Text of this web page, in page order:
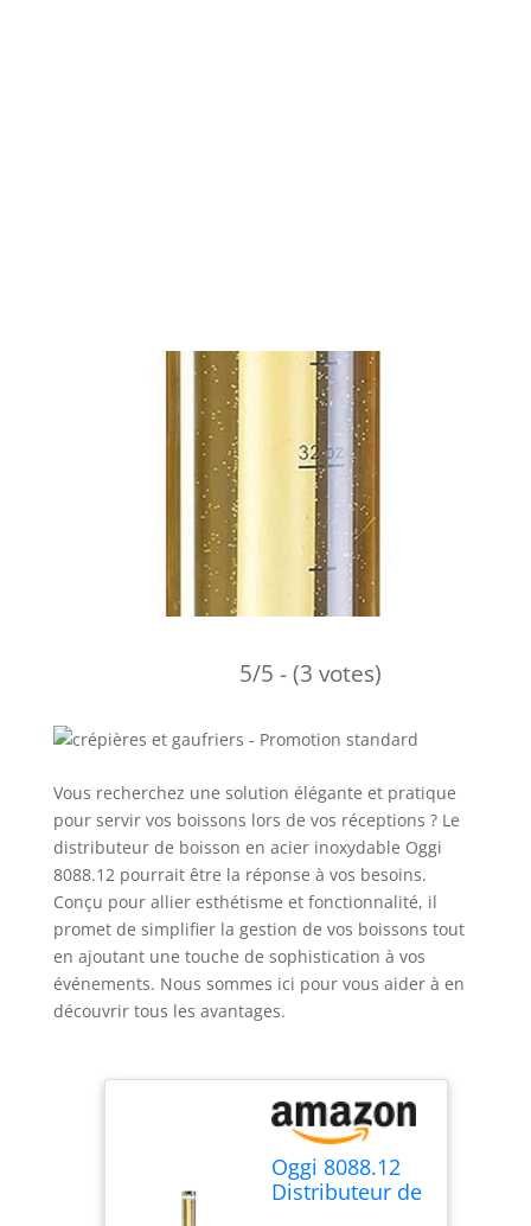
5/5 - (3 votes)
Vous recherchez une solution élégante et pratique
pour servir vos boissons lors de vos réceptions ? Le
distributeur de boisson en acier inoxydable Oggi
8088.12 pourrait être la réponse à vos besoins.
Conçu pour allier esthétisme et fonctionnalité, il
promet de simplifier la gestion de vos boissons tout
en ajoutant une touche de sophistication à vos
événements. Nous sommes ici pour vous aider à en
découvrir tous les avantages.
Oggi 8088.12
Distributeur de